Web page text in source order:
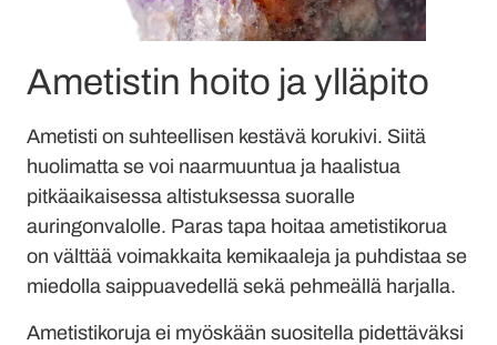
Ametistin hoito ja ylläpito
Ametisti on suhteellisen kestävä korukivi. Siitä
huolimatta se voi naarmuuntua ja haalistua
pitkäaikaisessa altistuksessa suoralle
auringonvalolle. Paras tapa hoitaa ametistikorua
on välttää voimakkaita kemikaaleja ja puhdistaa se
miedolla saippuavedellä sekä pehmeällä harjalla.
Ametistikoruja ei myöskään suositella pidettäväksi